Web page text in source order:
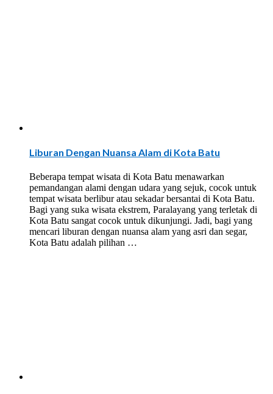
Liburan Dengan Nuansa Alam di Kota Batu
Beberapa tempat wisata di Kota Batu menawarkan
pemandangan alami dengan udara yang sejuk, cocok untuk
tempat wisata berlibur atau sekadar bersantai di Kota Batu.
Bagi yang suka wisata ekstrem, Paralayang yang terletak di
Kota Batu sangat cocok untuk dikunjungi. Jadi, bagi yang
mencari liburan dengan nuansa alam yang asri dan segar,
Kota Batu adalah pilihan …